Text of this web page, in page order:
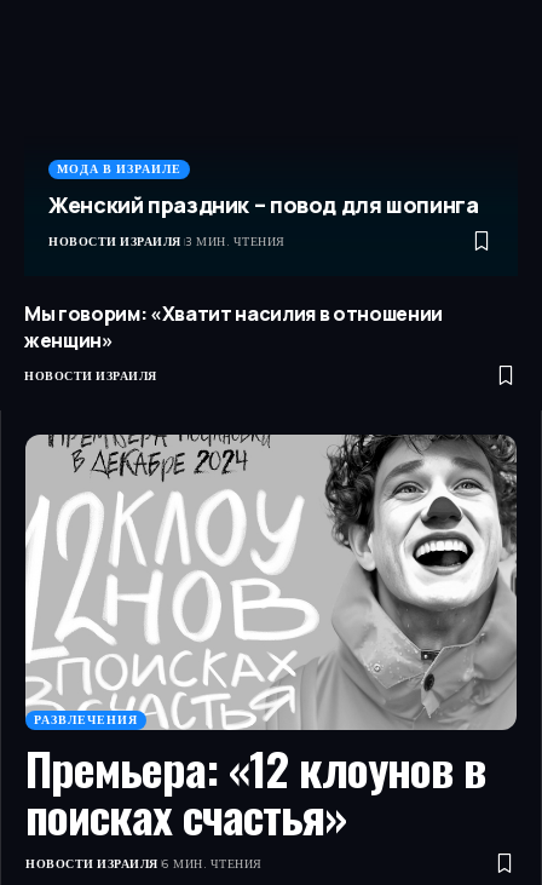
МОДА В ИЗРАИЛЕ
Женский праздник – повод для шопинга
НОВОСТИ ИЗРАИЛЯ 3 МИН. ЧТЕНИЯ
Мы говорим: «Хватит насилия в отношении
женщин»
НОВОСТИ ИЗРАИЛЯ
РАЗВЛЕЧЕНИЯ
Премьера: «12 клоунов в
поисках счастья»
НОВОСТИ ИЗРАИЛЯ 6 МИН. ЧТЕНИЯ